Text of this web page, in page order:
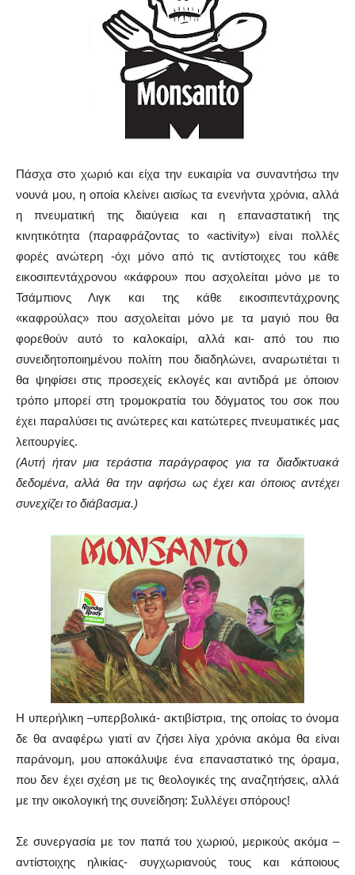
Πάσχα στο χωριό και είχα την ευκαιρία να συναντήσω την
νουνά μου, η οποία κλείνει αισίως τα ενενήντα χρόνια, αλλά
η πνευματική της διαύγεια και η επαναστατική της
κινητικότητα (παραφράζοντας το «activity») είναι πολλές
φορές ανώτερη -όχι μόνο από τις αντίστοιχες του κάθε
εικοσιπεντάχρονου «κάφρου» που ασχολείται μόνο με το
Τσάμπιονς Λιγκ και της κάθε εικοσιπεντάχρονης
«καφρούλας» που ασχολείται μόνο με τα μαγιό που θα
φορεθούν αυτό το καλοκαίρι, αλλά και- από του πιο
συνειδητοποιημένου πολίτη που διαδηλώνει, αναρωτιέται τι
θα ψηφίσει στις προσεχείς εκλογές και αντιδρά με όποιον
τρόπο μπορεί στη τρομοκρατία του δόγματος του σοκ που
έχει παραλύσει τις ανώτερες και κατώτερες πνευματικές μας
λειτουργίες.
(Αυτή ήταν μια τεράστια παράγραφος για τα διαδικτυακά
δεδομένα, αλλά θα την αφήσω ως έχει και όποιος αντέχει
συνεχίζει το διάβασμα.)
Η υπερήλικη –υπερβολικά- ακτιβίστρια, της οποίας το όνομα
δε θα αναφέρω γιατί αν ζήσει λίγα χρόνια ακόμα θα είναι
παράνομη, μου αποκάλυψε ένα επαναστατικό της όραμα,
που δεν έχει σχέση με τις θεολογικές της αναζητήσεις, αλλά
με την οικολογική της συνείδηση: Συλλέγει σπόρους!
Σε συνεργασία με τον παπά του χωριού, μερικούς ακόμα –
αντίστοιχης ηλικίας- συγχωριανούς τους και κάποιους